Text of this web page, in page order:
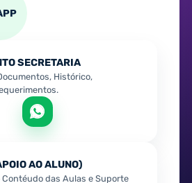
SECRETARIA
Histórico,
AO ALUNO)
das Aulas e Suporte